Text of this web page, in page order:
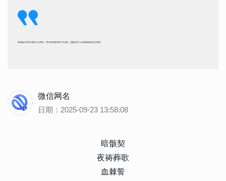
精选融合哥特元素的小众网名，用冷冽质感传递个性态度，适配追求小众高级风格的社交场景。
微信网名
日期：2025-09-23 13:58:08
暗骸契
夜祷葬歌
血棘誓